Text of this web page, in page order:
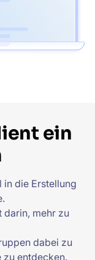
ein
in die Erstellung
darin, mehr zu
dabei zu
zu entdecken.